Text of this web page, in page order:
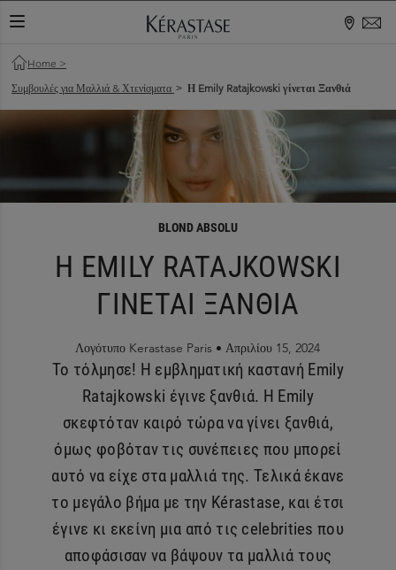
ΕΝΑΛΛΑΓΉ ΠΕΡΙΉΓΗΣΗΣ
Home >
Συμβουλές για Μαλλιά & Χτενίσματα > Η Emily Ratajkowski γίνεται Ξανθιά
BLOND ABSOLU
Η EMILY RATAJKOWSKI
ΓΙΝΕΤΑΙ ΞΑΝΘΙΑ
Λογότυπο Kerastase Paris •Απριλίου 15, 2024
Το τόλμησε! Η εμβληματική καστανή Emily
Ratajkowski έγινε ξανθιά. Η Emily
σκεφτόταν καιρό τώρα να γίνει ξανθιά,
όμως φοβόταν τις συνέπειες που μπορεί
αυτό να είχε στα μαλλιά της. Τελικά έκανε
το μεγάλο βήμα με την Kérastase, και έτσι
έγινε κι εκείνη μια από τις celebrities που
αποφάσισαν να βάψουν τα μαλλιά τους